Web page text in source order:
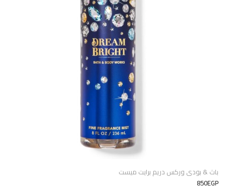
باث & بودى وركس دريم برايت ميست
850EGP